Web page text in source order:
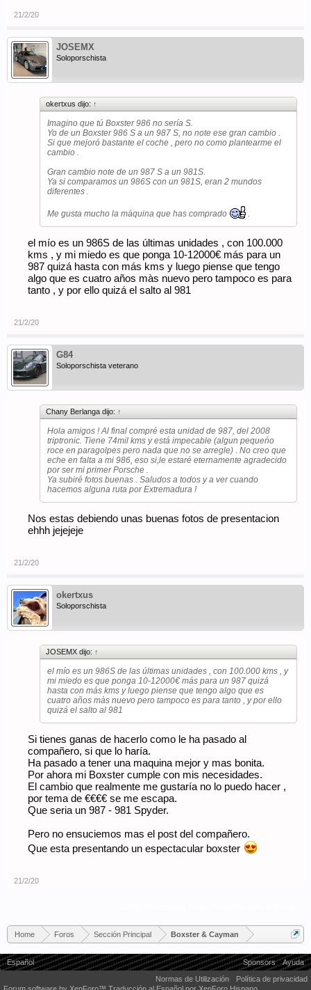
21/2/20
JOSEMX
Soloporschista
okertxus dijo: ↑
Imagino que tú Boxster 986 no sería S.
Yo de un Boxster 986 S a un 987 S, no note ese gran cambio .
Si que mejoró bastante el coche , pero no como plantearme el
cambio .
Gran cambio note de un 987 S a un 981S.
Ya si comparamos un 986S con un 981S, eran 2 mundos
diferentes .
Me gusta mucho la máquina que has comprado .
el mío es un 986S de las últimas unidades , con 100.000
kms , y mi miedo es que ponga 10-12000€ más para un
987 quizá hasta con más kms y luego piense que tengo
algo que es cuatro años màs nuevo pero tampoco es para
tanto , y por ello quizá el salto al 981
21/2/20
G84
Soloporschista veterano
Chany Berlanga dijo: ↑
Hola amigos ! Al final compré esta unidad de 987, del 2008
triptronic. Tiene 74mil kms y está impecable (algun pequeńo
roce en paragolpes pero nada que no se arregle) . No creo que
eche en falta a mi 986, eso si,le estaré eternamente agradecido
por ser mi primer Porsche .
Ya subiré fotos buenas . Saludos a todos y a ver cuando
hacemos alguna ruta por Extremadura !
Nos estas debiendo unas buenas fotos de presentacion
ehhh jejejeje
21/2/20
okertxus
Soloporschista
JOSEMX dijo: ↑
el mío es un 986S de las últimas unidades , con 100.000 kms , y
mi miedo es que ponga 10-12000€ más para un 987 quizá
hasta con más kms y luego piense que tengo algo que es
cuatro años màs nuevo pero tampoco es para tanto , y por ello
quizá el salto al 981
Si tienes ganas de hacerlo como le ha pasado al
compañero, si que lo haría.
Ha pasado a tener una maquina mejor y mas bonita.
Por ahora mi Boxster cumple con mis necesidades.
El cambio que realmente me gustaría no lo puedo hacer ,
por tema de €€€€ se me escapa.
Que seria un 987 - 981 Spyder.
Pero no ensuciemos mas el post del compañero.
Que esta presentando un espectacular boxster
21/2/20
Home Foros Sección Principal Boxster & Cayman
Español Sponsors
Ayuda
Normas de Utilización
Política de privacidad